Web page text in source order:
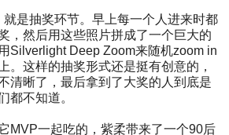
是抽奖环节。早上每一个人进来时都
，然后用这些照片拼成了一个巨大的
Silverlight Deep Zoom来随机zoom in
。这样的抽奖形式还是挺有创意的，
清晰了，最后拿到了大奖的人到底是
都不知道。
MVP一起吃的，紫柔带来了一个90后